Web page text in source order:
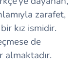
zarafet,
kız ismidir.
de
almaktadır.